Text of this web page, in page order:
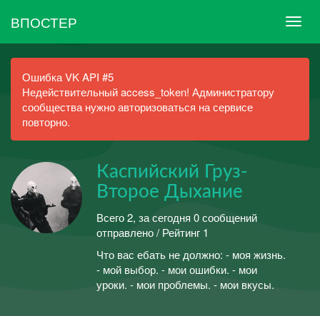
ВПОСТЕР
Ошибка VK API #5
Недействительный access_token! Администратору
сообщества нужно авторизоваться на сервисе
повторно.
Каспийский Груз-
Второе Дыхание
Всего 2, за сегодня 0 сообщений
отправлено / Рейтинг 1
Что вас ебать не должно: - моя жизнь.
- мой выбор. - мои ошибки. - мои
уроки. - мои проблемы. - мои вкусы.